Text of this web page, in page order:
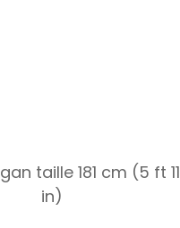
taille 181 cm (5 ft 11
in)